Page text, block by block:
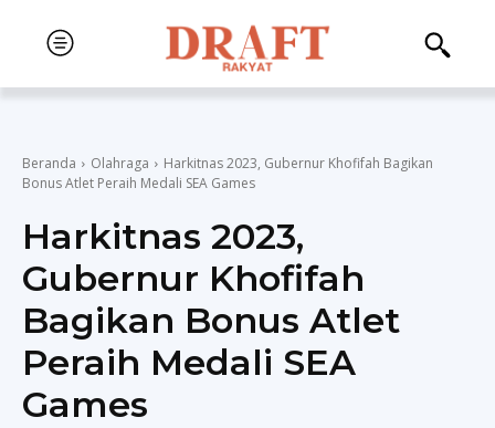
Beranda Olahraga
Harkitnas 2023, Gubernur Khofifah Bagikan
Bonus Atlet Peraih Medali SEA Games
Harkitnas 2023,
Gubernur Khofifah
Bagikan Bonus Atlet
Peraih Medali SEA
Games